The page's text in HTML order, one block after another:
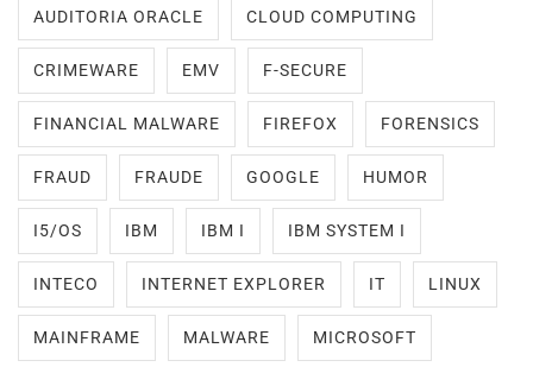
AUDITORIA ORACLE CLOUD COMPUTING
CRIMEWARE EMV F-SECURE
FINANCIAL MALWARE FIREFOX FORENSICS
FRAUD FRAUDE GOOGLE HUMOR
I5/OS IBM IBM I IBM SYSTEM I
INTECO INTERNET EXPLORER IT LINUX
MAINFRAME MALWARE MICROSOFT